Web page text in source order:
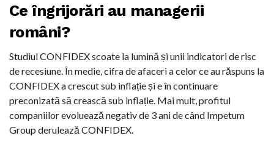
Ce îngrijorări au managerii
români?
Studiul CONFIDEX scoate la lumină și unii indicatori de risc
de recesiune. În medie, cifra de afaceri a celor ce au răspuns la
CONFIDEX a crescut sub inflație și e în continuare
preconizată să crească sub inflație. Mai mult, profitul
companiilor evoluează negativ de 3 ani de când Impetum
Group derulează CONFIDEX.